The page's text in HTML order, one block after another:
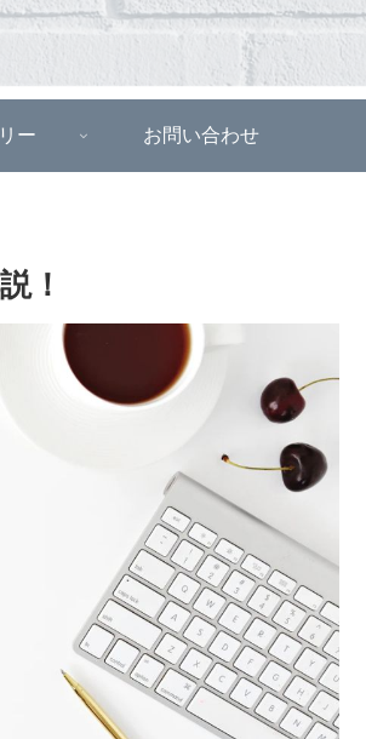
ー お問い合わせ
！